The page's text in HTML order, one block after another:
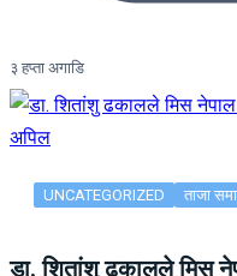
३ हप्ता अगाडि
UNCATEGORIZED ताजा
डा. शितांशु ढकालले मिस